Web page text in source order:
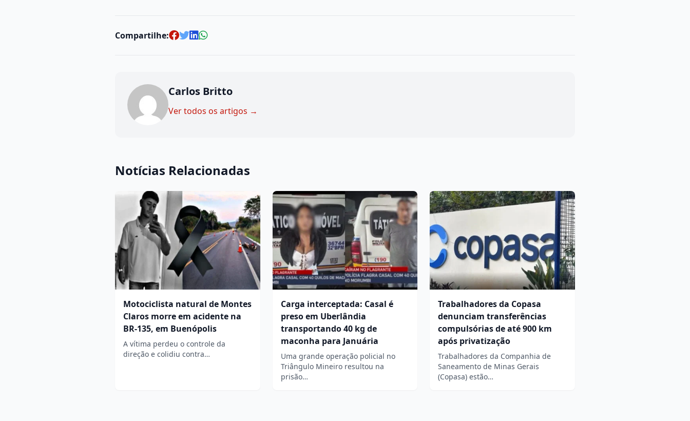
Compartilhe:
Carlos Britto
Ver todos os artigos →
Notícias Relacionadas
Motociclista natural de Montes
Claros morre em acidente na
BR-135, em Buenópolis
A vítima perdeu o controle da
direção e colidiu contra…
Carga interceptada: Casal é
preso em Uberlândia
transportando 40 kg de
maconha para Januária
Uma grande operação policial no
Triângulo Mineiro resultou na
prisão…
Trabalhadores da Copasa
denunciam transferências
compulsórias de até 900 km
após privatização
Trabalhadores da Companhia de
Saneamento de Minas Gerais
(Copasa) estão…